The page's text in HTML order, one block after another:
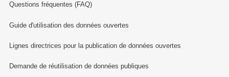
Questions fréquentes (FAQ)
Guide d'utilisation des données ouvertes
Lignes directrices pour la publication de données ouvertes
Demande de réutilisation de données publiques